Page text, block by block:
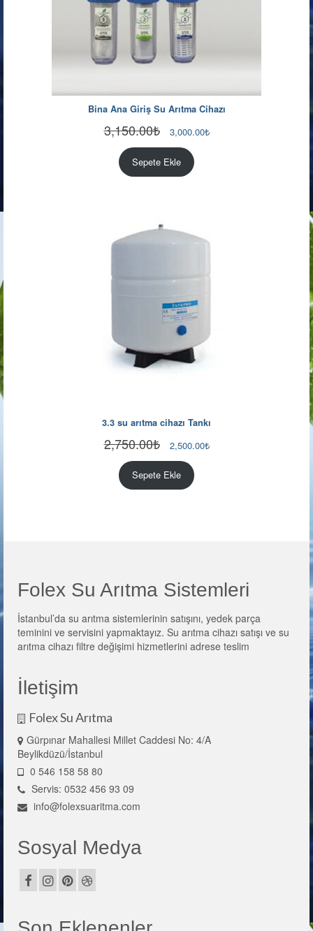
Bina Ana Giriş Su Arıtma Cihazı
3,150.00₺
Orijinal
3,150.00₺.
3,000.00₺Şu
Sepete Ekle
3.3 su arıtma cihazı Tankı
2,750.00₺
Orijinal
2,750.00₺.
2,500.00₺Şu
Sepete Ekle
Folex Su Arıtma Sistemleri
İstanbul’da su arıtma sistemlerinin satışını, yedek parça
teminini ve servisini yapmaktayız. Su arıtma cihazı satışı ve su
arıtma cihazı filtre değişimi hizmetlerini adrese teslim
İletişim
Folex Su Arıtma
Gürpınar Mahallesi Millet Caddesi No: 4/A
Beylikdüzü/İstanbul
0 546 158 58 80
Servis: 0532 456 93 09
info@folexsuaritma.com
Sosyal Medya